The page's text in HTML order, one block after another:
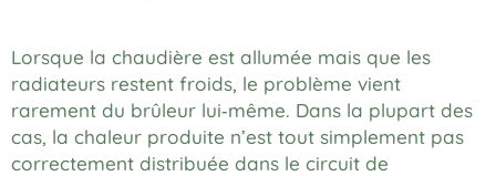
Lorsque la chaudière est allumée mais que les
radiateurs restent froids, le problème vient
rarement du brûleur lui‑même. Dans la plupart des
cas, la chaleur produite n’est tout simplement pas
correctement distribuée dans le circuit de